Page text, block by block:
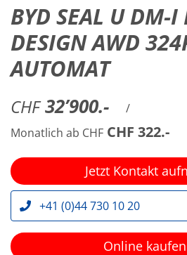
BYD SEAL U DM-I
DESIGN AWD
AUTOMAT
CHF 32’900.-
/
Monatlich ab CHF CHF 322.-
Jetzt Kontakt
+41 (0)44 730 10 20
Online kaufen